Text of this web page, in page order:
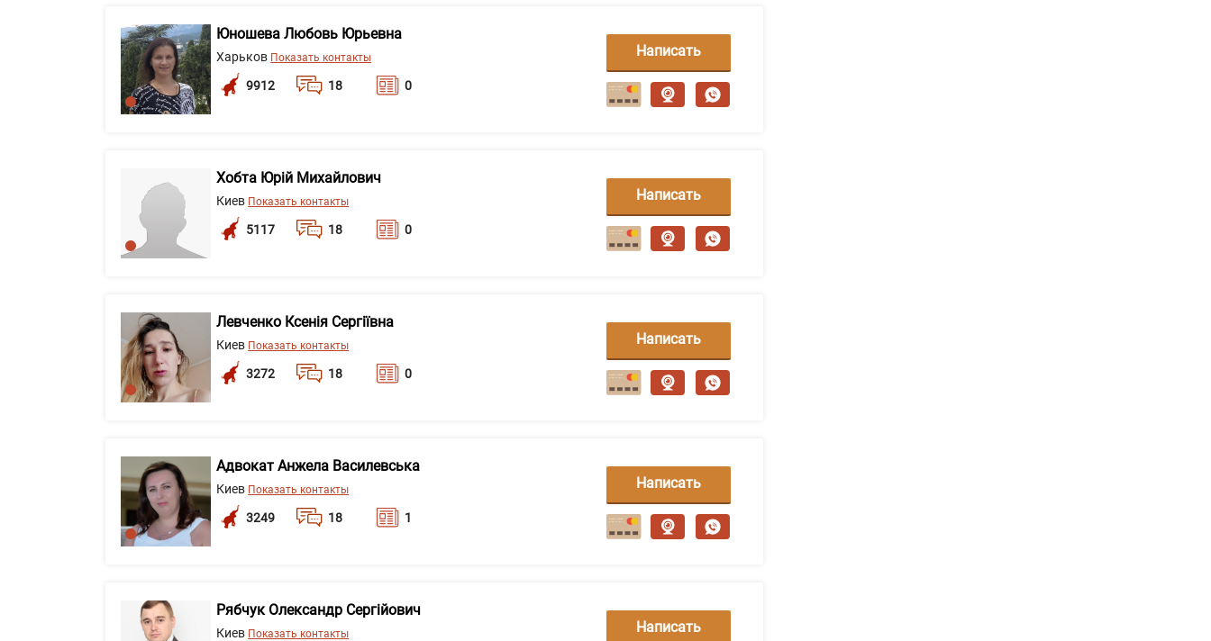
Юношева Любовь Юрьевна
Харьков Показать контакты
9912 18 0
Написать
сообщение
Хобта Юрій Михайлович
Киев Показать контакты
5117 18 0
Написать
сообщение
Левченко Ксенія Сергіївна
Киев Показать контакты
3272 18 0
Написать
сообщение
Адвокат Анжела Василевська
Киев Показать контакты
3249 18 1
Написать
сообщение
Рябчук Олександр Сергійович
Киев Показать контакты
Написать